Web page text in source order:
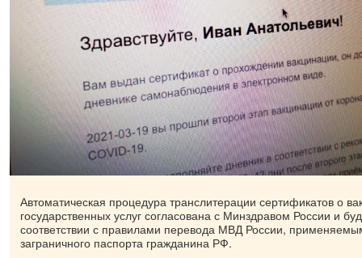
Автоматическая процедура транслитерации сертификатов о
государственных услуг согласована с Минздравом России и
соответствии с правилами перевода МВД России,
заграничного паспорта гражданина РФ.